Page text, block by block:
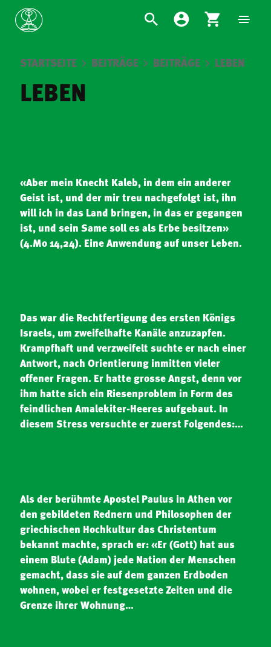
STARTSEITE BEITRÄGE BEITRÄGE LEBEN
LEBEN
«Aber mein Knecht Kaleb, in dem ein anderer
Geist ist, und der mir treu nachgefolgt ist, ihn
will ich in das Land bringen, in das er gegangen
ist, und sein Same soll es als Erbe besitzen»
(4.Mo 14,24). Eine Anwendung auf unser Leben.
Das war die Rechtfertigung des ersten Königs
Israels, um zweifelhafte Kanäle anzuzapfen.
Krampfhaft und verzweifelt suchte er nach einer
Antwort, nach Orientierung inmitten vieler
offener Fragen. Er hatte grosse Angst, denn vor
ihm hatte sich ein Riesenproblem in Form des
feindlichen Amalekiter-Heeres aufgebaut. In
diesem Stress versuchte er zuerst Folgendes:…
Als der berühmte Apostel Paulus in Athen vor
den gebildeten Rednern und Philosophen der
griechischen Hochkultur das Christentum
bekannt machte, sprach er: «Er (Gott) hat aus
einem Blute (Adam) jede Nation der Menschen
gemacht, dass sie auf dem ganzen Erdboden
wohnen, wobei er festgesetzte Zeiten und die
Grenze ihrer Wohnung…